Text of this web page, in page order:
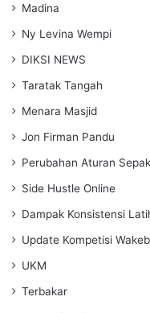
Madina
Ny Levina Wempi
DIKSI NEWS
Taratak Tangah
Menara Masjid
Jon Firman Pandu
Perubahan Aturan
Side Hustle Online
Dampak Konsistensi
Update Kompetisi
UKM
Terbakar